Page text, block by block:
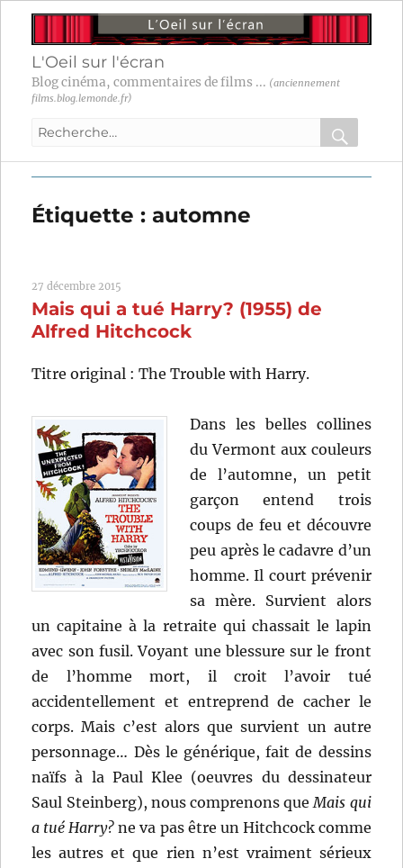
L'Oeil sur l'écran
Blog cinéma, commentaires de films ... (anciennement
films.blog.lemonde.fr)
Recherche
:
OK
Étiquette :automne
27 décembre 2015
Mais qui a tué Harry? (1955) de
Alfred Hitchcock
Titre original : The Trouble with Harry.
Dans les belles collines
du Vermont aux couleurs
de l’automne, un petit
garçon entend trois
coups de feu et découvre
peu après le cadavre d’un
homme. Il court prévenir
sa mère. Survient alors
un capitaine à la retraite qui chassait le lapin
avec son fusil. Voyant une blessure sur le front
de l’homme mort, il croit l’avoir tué
accidentellement et entreprend de cacher le
corps. Mais c’est alors que survient un autre
personnage… Dès le générique, fait de dessins
naïfs à la Paul Klee (oeuvres du dessinateur
Saul Steinberg), nous comprenons queMais qui
a tué Harry? ne va pas être un Hitchcock comme
les autres et que rien n’est vraiment sérieux